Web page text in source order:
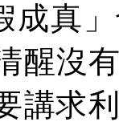
成真
醒沒
講求